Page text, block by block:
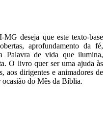
deseja que este texto-base
aprofundamento da fé,
Palavra de vida que ilumina,
O livro quer ser uma ajuda às
aos dirigentes e animadores de
do Mês da Bíblia.